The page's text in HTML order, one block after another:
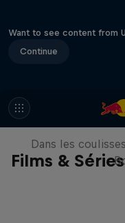
Want to see content from
Continue
Films & Séries
Le
Symphonic
Dans les